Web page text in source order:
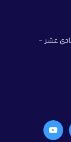
عشر –
Youtyube